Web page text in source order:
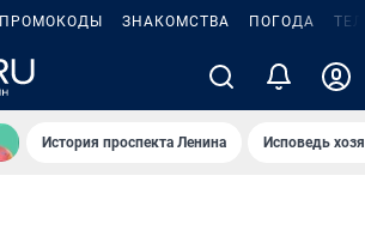
ПРОМОКОДЫ ЗНАКОМСТВА ПОГОДА
История проспекта Ленина Исповедь